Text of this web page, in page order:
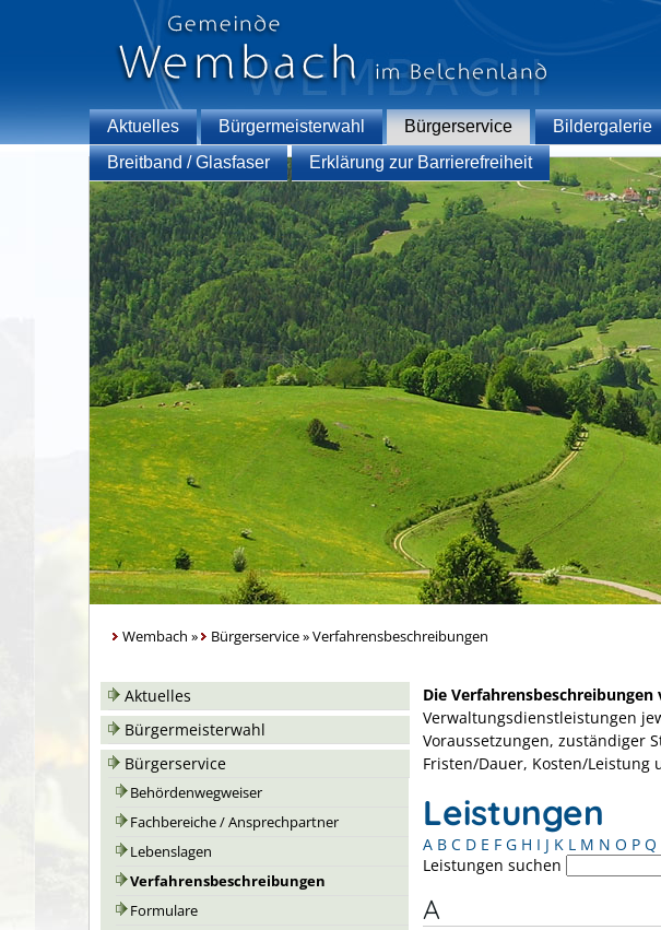
Aktuelles Bürgermeisterwahl Bürgerservice Bildergalerie
Breitband / Glasfaser
Erklärung zur Barrierefreiheit
Wembach » Bürgerservice»Verfahrensbeschreibungen
Aktuelles
Bürgermeisterwahl
Bürgerservice
Behördenwegweiser
Fachbereiche / Ansprechpartner
Lebenslagen
Verfahrensbeschreibungen
Formulare
Die Verfahrensbeschreibungen
Verwaltungsdienstleistungen
Voraussetzungen, zuständiger
Fristen/Dauer, Kosten/Leistung
Leistungen
A B C D E F G H I J K L M N O P Q
Leistungen suchen
A